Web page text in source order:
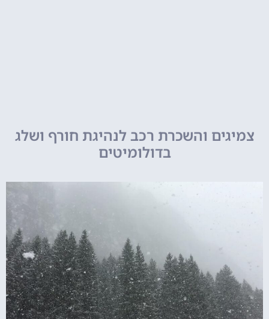
צמיגים והשכרת רכב לנהיגת חורף ושלג
בדולומיטים